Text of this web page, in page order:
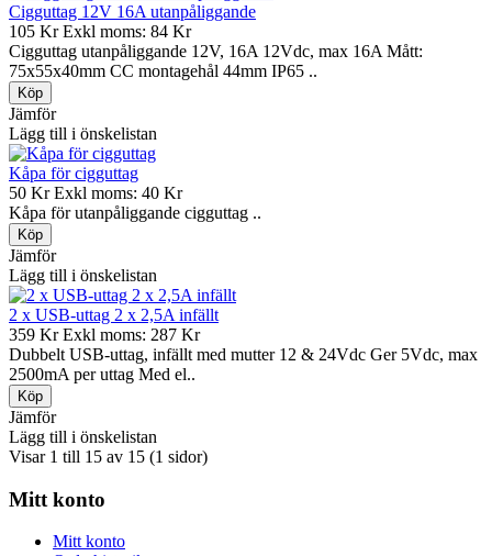
Cigguttag 12V 16A utanpåliggande
105 KrExkl moms: 84 Kr
Cigguttag utanpåliggande 12V, 16A 12Vdc, max 16A Mått:
75x55x40mm CC montagehål 44mm IP65 ..
Jämför
Lägg till i önskelistan
Kåpa för cigguttag
50 KrExkl moms: 40 Kr
Kåpa för utanpåliggande cigguttag ..
Jämför
Lägg till i önskelistan
2 x USB-uttag 2 x 2,5A infällt
359 KrExkl moms: 287 Kr
Dubbelt USB-uttag, infällt med mutter 12 & 24Vdc Ger 5Vdc, max
2500mA per uttag Med el..
Jämför
Lägg till i önskelistan
Visar 1 till 15 av 15 (1 sidor)
Mitt konto
Mitt konto